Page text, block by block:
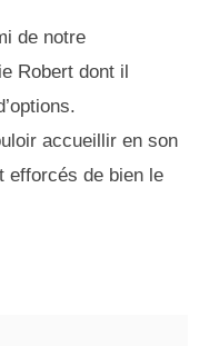
de notre
Robert dont il
accueillir en son
efforcés de bien le